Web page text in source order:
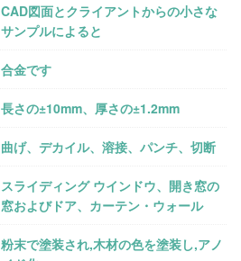
CAD図面とクライアントからの小さな
サンプルによると
合金です
長さの±10mm、厚さの±1.2mm
曲げ、デカイル、溶接、パンチ、切断
スライディング ウインドウ、開き窓の
窓およびドア、カーテン・ウォール
粉末で塗装され,木材の色を塗装し,アノ